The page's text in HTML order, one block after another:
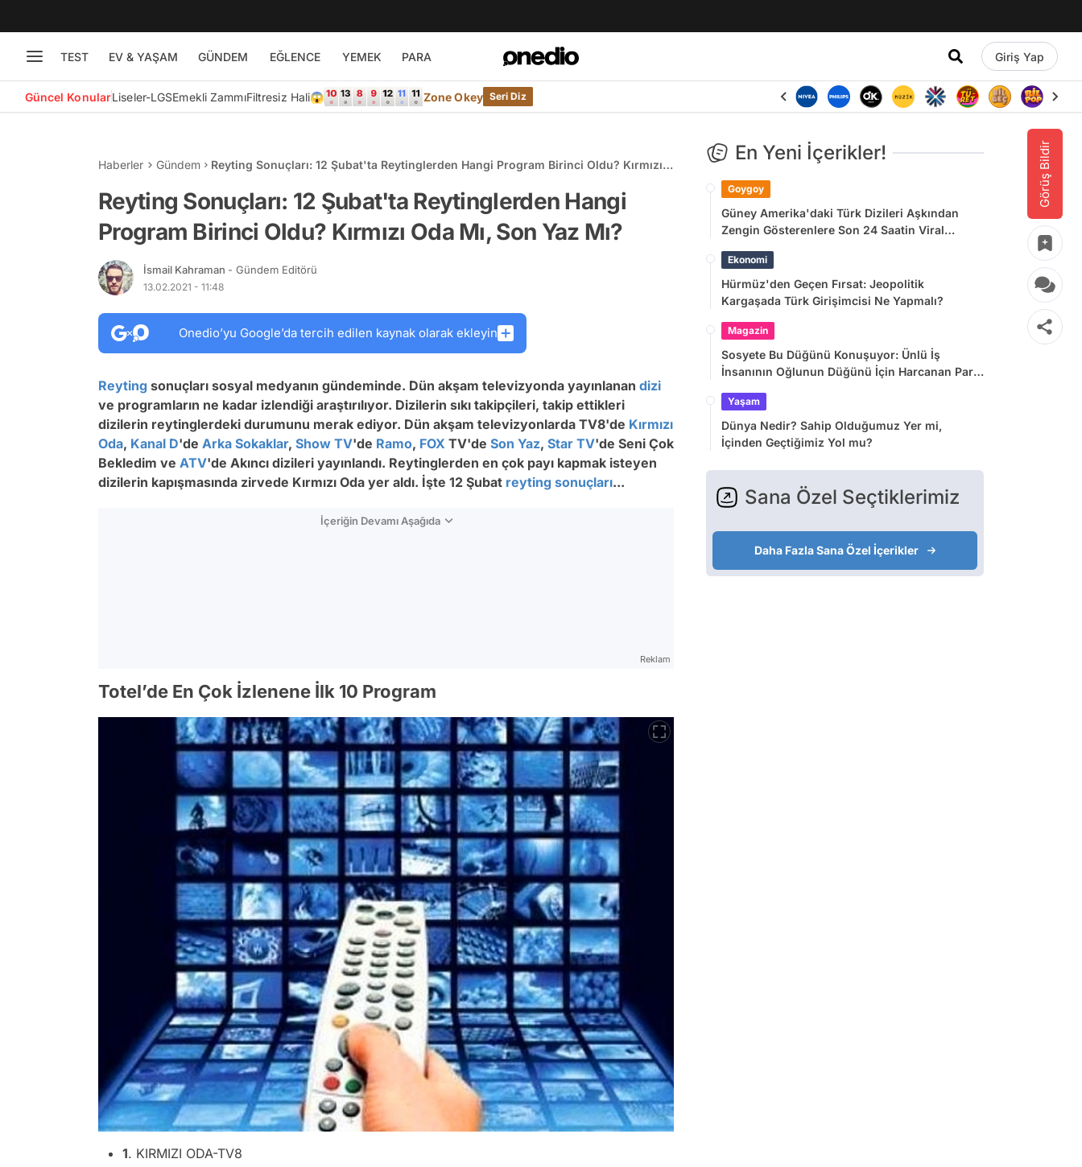
TEST EV & YAŞAM GÜNDEM EĞLENCE YEMEK PARA Giriş Yap
Güncel KonularLiseler-LGSEmekli ZammıFiltresiz Hali😱 Zone Okey Seri Diz
Görüş Bildir
Haberler Gündem
Reyting Sonuçları: 12 Şubat'ta Reytinglerden Hangi Program Birinci Oldu? Kırmızı
Reyting Sonuçları: 12 Şubat'ta Reytinglerden Hangi
Program Birinci Oldu? Kırmızı Oda Mı, Son Yaz Mı?
İsmail Kahraman - Gündem Editörü
13.02.2021 - 11:48
Onedio’yu Google’da tercih edilen kaynak olarak ekleyin
Reyting sonuçları sosyal medyanın gündeminde. Dün akşam televizyonda yayınlanan dizi
ve programların ne kadar izlendiği araştırılıyor. Dizilerin sıkı takipçileri, takip ettikleri
dizilerin reytinglerdeki durumunu merak ediyor. Dün akşam televizyonlarda TV8'de Kırmızı
Oda, Kanal D'de Arka Sokaklar, Show TV'de Ramo, FOX TV'de Son Yaz, Star TV'de Seni Çok
Bekledim ve ATV'de Akıncı dizileri yayınlandı. Reytinglerden en çok payı kapmak isteyen
dizilerin kapışmasında zirvede Kırmızı Oda yer aldı. İşte 12 Şubat reyting sonuçları...
İçeriğin Devamı Aşağıda
Reklam
Totel’de En Çok İzlenene İlk 10 Program
1. KIRMIZI ODA-TV8
En Yeni İçerikler!
Goygoy
Güney Amerika'daki Türk Dizileri Aşkından
Zengin Gösterenlere Son 24 Saatin Viral
Ekonomi
Hürmüz'den Geçen Fırsat: Jeopolitik
Kargaşada Türk Girişimcisi Ne Yapmalı?
Magazin
Sosyete Bu Düğünü Konuşuyor: Ünlü İş
İnsanının Oğlunun Düğünü İçin Harcanan Para
Yaşam
Dünya Nedir? Sahip Olduğumuz Yer mi,
İçinden Geçtiğimiz Yol mu?
Sana Özel Seçtiklerimiz
Daha Fazla Sana Özel İçerikler